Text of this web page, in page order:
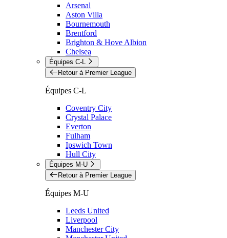
Arsenal
Aston Villa
Bournemouth
Brentford
Brighton & Hove Albion
Chelsea
Équipes C-L
Retour à Premier League
Équipes C-L
Coventry City
Crystal Palace
Everton
Fulham
Ipswich Town
Hull City
Équipes M-U
Retour à Premier League
Équipes M-U
Leeds United
Liverpool
Manchester City